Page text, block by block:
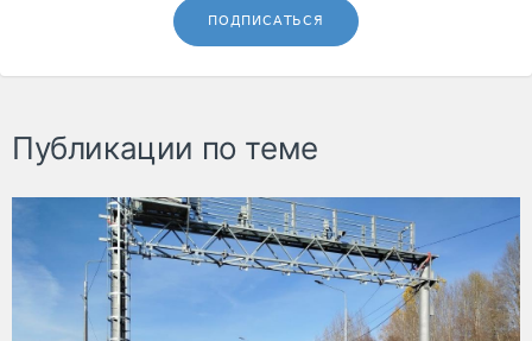
ПОДПИСАТЬСЯ
Публикации по теме